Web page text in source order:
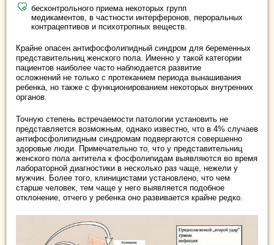
бесконтрольного приема некоторых групп
медикаментов, в частности интерферонов, пероральных
контрацептивов и психотропных веществ.
Крайне опасен антифосфолипидный синдром для беременных
представительниц женского пола. Именно у такой категории
пациентов наиболее часто наблюдается развитие
осложнений не только с протеканием периода вынашивания
ребенка, но также с функционированием некоторых внутренних
органов.
Точную степень встречаемости патологии установить не
представляется возможным, однако известно, что в 4% случаев
антифосфолипидным синдромам подвергаются совершенно
здоровые люди. Примечательно то, что у представительниц
женского пола антитела к фосфолипидам выявляются во время
лабораторной диагностики в несколько раз чаще, нежели у
мужчин. Более того, клиницистами установлено, что чем
старше человек, тем чаще у него выявляется подобное
отклонение, отчего у ребенка оно развивается крайне редко.